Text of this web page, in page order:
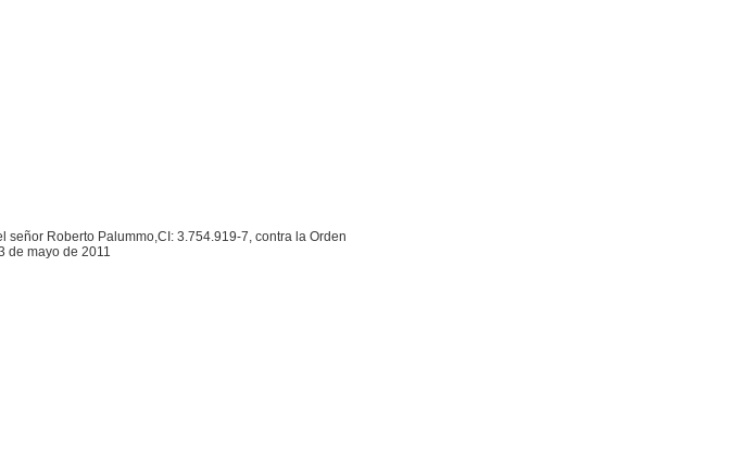
señor Roberto Palummo,CI: 3.754.919-7, contra la Orden
de mayo de 2011